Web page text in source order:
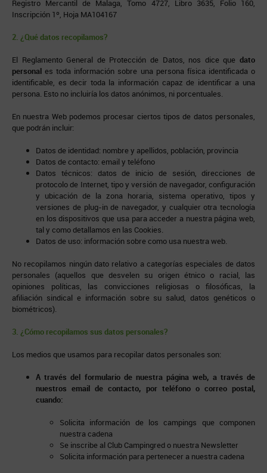
Registro Mercantil de Malaga, Tomo 4727, Libro 3635, Folio 160,
Inscripción 1º, Hoja MA104167
2. ¿Qué datos recopilamos?
El Reglamento General de Protección de Datos, nos dice que dato
personal es toda información sobre una persona física identificada o
identificable, es decir toda la información capaz de identificar a una
persona. Esto no incluiría los datos anónimos, ni porcentuales.
En nuestra Web podemos procesar ciertos tipos de datos personales,
que podrán incluir:
Datos de identidad: nombre y apellidos, población, provincia
Datos de contacto: email y teléfono
Datos técnicos: datos de inicio de sesión, direcciones de
protocolo de Internet, tipo y versión de navegador, configuración
y ubicación de la zona horaria, sistema operativo, tipos y
versiones de plug-in de navegador, y cualquier otra tecnología
en los dispositivos que usa para acceder a nuestra página web,
tal y como detallamos en las Cookies.
Datos de uso: información sobre como usa nuestra web.
No recopilamos ningún dato relativo a categorías especiales de datos
personales (aquellos que desvelen su origen étnico o racial, las
opiniones políticas, las convicciones religiosas o filosóficas, la
afiliación sindical e información sobre su salud, datos genéticos o
biométricos).
3. ¿Cómo recopilamos sus datos personales?
Los medios que usamos para recopilar datos personales son:
A través del formulario de nuestra página web, a través de
nuestros email de contacto, por teléfono o correo postal,
cuando:
Solicita información de los campings que componen
nuestra cadena
Se inscribe al Club Campingred o nuestra Newsletter
Solicita información para pertenecer a nuestra cadena